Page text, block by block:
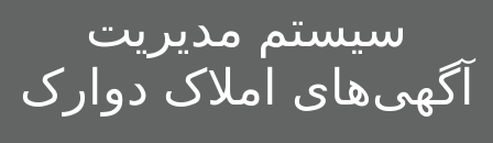
سیستم مدیریت
آگهی‌های املاک دوارک